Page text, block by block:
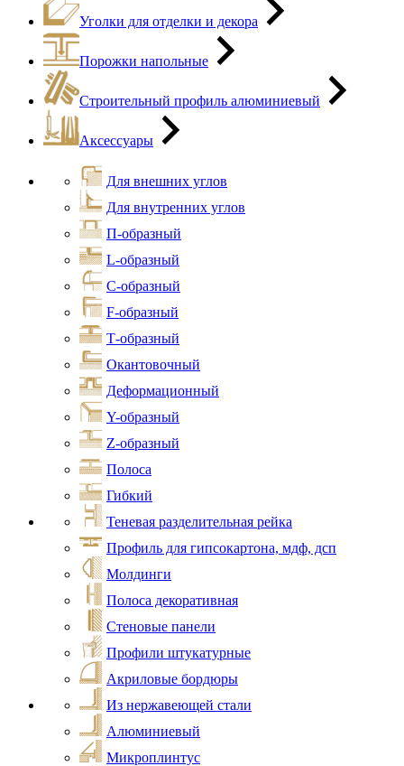
Уголки для отделки и декора
Порожки напольные
Строительный профиль алюминиевый
Аксессуары
Для внешних углов
Для внутренних углов
П-образный
L-образный
С-образный
F-образный
Т-образный
Окантовочный
Деформационный
Y-образный
Z-образный
Полоса
Гибкий
Теневая разделительная рейка
Профиль для гипсокартона, мдф, дсп
Молдинги
Полоса декоративная
Стеновые панели
Профили штукатурные
Акриловые бордюры
Из нержавеющей стали
Алюминиевый
Микроплинтус